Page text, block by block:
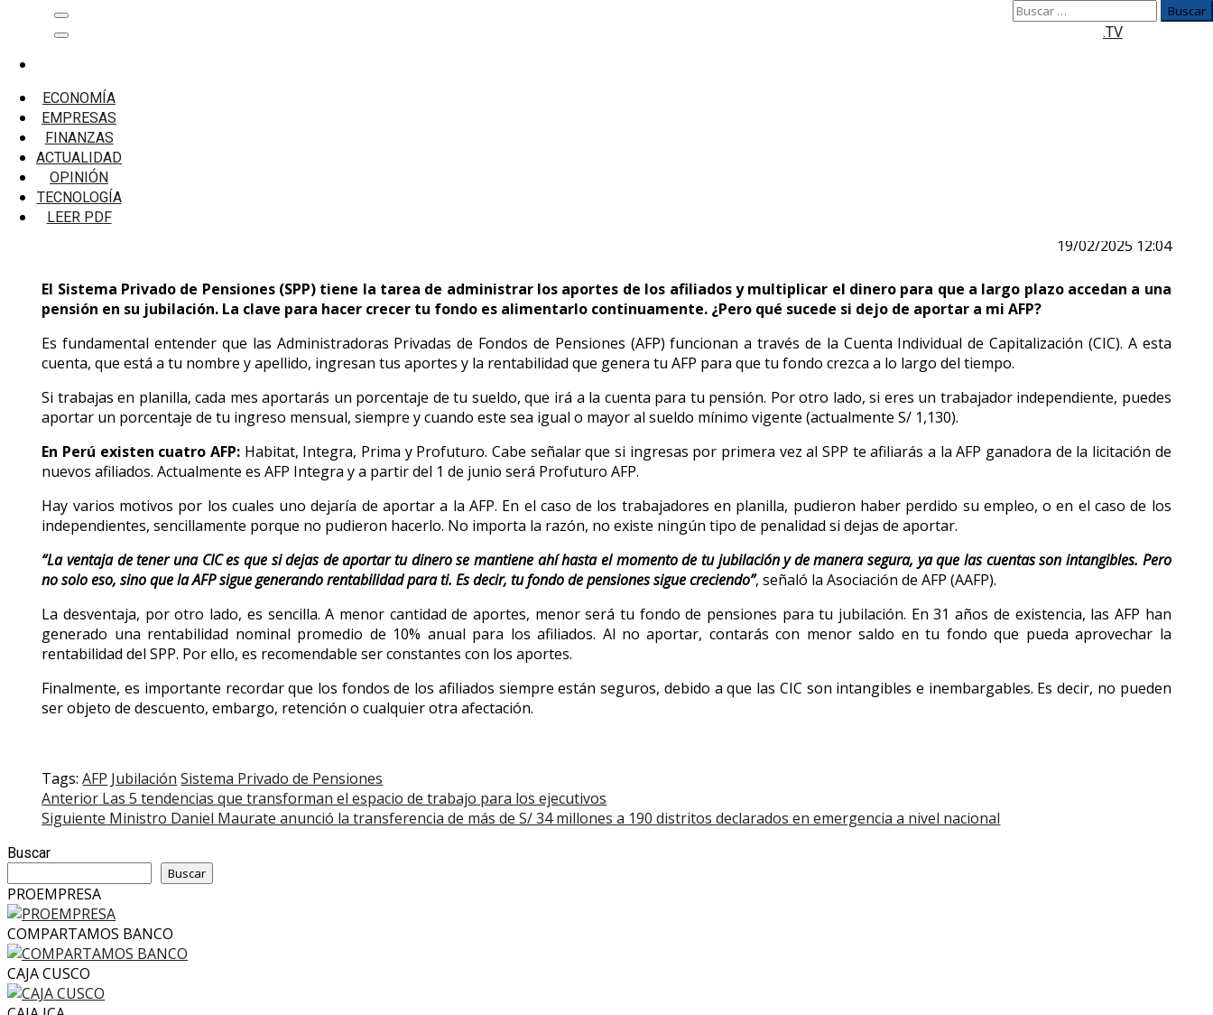
Menú
principal
ECONOMÍA
EMPRESAS
FINANZAS
ACTUALIDAD
OPINIÓN
TECNOLOGÍA
LEER PDF
Buscar:
.TV
¿Qué sucede si dejo de aportar a mi AFP?
¿Qué sucede si dejo de aportar a mi AFP?
19/02/2025 12:04
El Sistema Privado de Pensiones (SPP) tiene la tarea de administrar los aportes de los afiliados y multiplicar el dinero para que a largo plazo accedan a una
pensión en su jubilación. La clave para hacer crecer tu fondo es alimentarlo continuamente. ¿Pero qué sucede si dejo de aportar a mi AFP?
Es fundamental entender que las Administradoras Privadas de Fondos de Pensiones (AFP) funcionan a través de la Cuenta Individual de Capitalización (CIC). A esta
cuenta, que está a tu nombre y apellido, ingresan tus aportes y la rentabilidad que genera tu AFP para que tu fondo crezca a lo largo del tiempo.
Si trabajas en planilla, cada mes aportarás un porcentaje de tu sueldo, que irá a la cuenta para tu pensión. Por otro lado, si eres un trabajador independiente, puedes
aportar un porcentaje de tu ingreso mensual, siempre y cuando este sea igual o mayor al sueldo mínimo vigente (actualmente S/ 1,130).
En Perú existen cuatro AFP: Habitat, Integra, Prima y Profuturo. Cabe señalar que si ingresas por primera vez al SPP te afiliarás a la AFP ganadora de la licitación de
nuevos afiliados. Actualmente es AFP Integra y a partir del 1 de junio será Profuturo AFP.
Hay varios motivos por los cuales uno dejaría de aportar a la AFP. En el caso de los trabajadores en planilla, pudieron haber perdido su empleo, o en el caso de los
independientes, sencillamente porque no pudieron hacerlo. No importa la razón, no existe ningún tipo de penalidad si dejas de aportar.
“La ventaja de tener una CIC es que si dejas de aportar tu dinero se mantiene ahí hasta el momento de tu jubilación y de manera segura, ya que las cuentas son intangibles. Pero
no solo eso, sino que la AFP sigue generando rentabilidad para ti. Es decir, tu fondo de pensiones sigue creciendo”, señaló la Asociación de AFP (AAFP).
La desventaja, por otro lado, es sencilla. A menor cantidad de aportes, menor será tu fondo de pensiones para tu jubilación. En 31 años de existencia, las AFP han
generado una rentabilidad nominal promedio de 10% anual para los afiliados. Al no aportar, contarás con menor saldo en tu fondo que pueda aprovechar la
rentabilidad del SPP. Por ello, es recomendable ser constantes con los aportes.
Finalmente, es importante recordar que los fondos de los afiliados siempre están seguros, debido a que las CIC son intangibles e inembargables. Es decir, no pueden
ser objeto de descuento, embargo, retención o cualquier otra afectación.
Tags:AFP Jubilación Sistema Privado de Pensiones
Post
navigation
Anterior Las 5 tendencias que transforman el espacio de trabajo para los ejecutivos
Siguiente Ministro Daniel Maurate anunció la transferencia de más de S/ 34 millones a 190 distritos declarados en emergencia a nivel nacional
Buscar
Buscar
PROEMPRESA
COMPARTAMOS BANCO
CAJA CUSCO